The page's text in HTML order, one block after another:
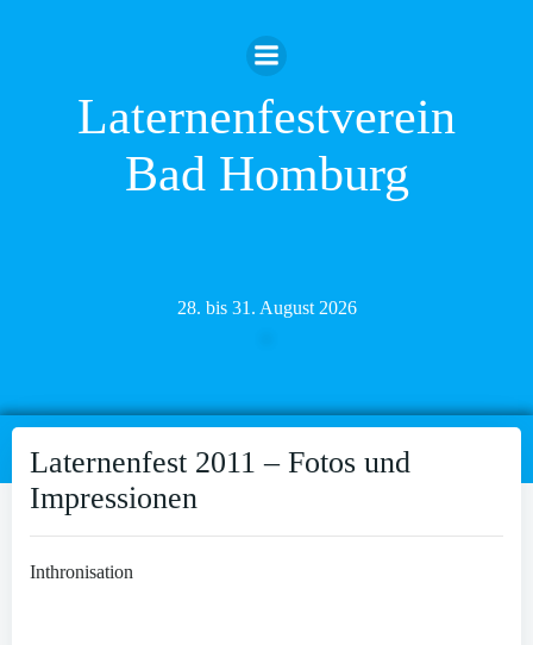
Inhalt
springen
Laternenfestverein
Bad Homburg
28. bis 31. August 2026
Laternenfest 2011 – Fotos und
Impressionen
Inthronisation